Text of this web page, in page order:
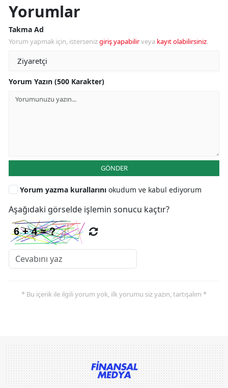
Yorumlar
Takma Ad
Yorum yapmak için, istersenizgiriş yapabilirveya kayıt olabilirsiniz.
Yorum Yazın (500 Karakter)
GÖNDER
Yorum yazma kurallarını okudum ve kabul ediyorum
Aşağıdaki görselde işlemin sonucu kaçtır?
* Bu içerik ile ilgili yorum yok, ilk yorumu siz yazın, tartışalım *